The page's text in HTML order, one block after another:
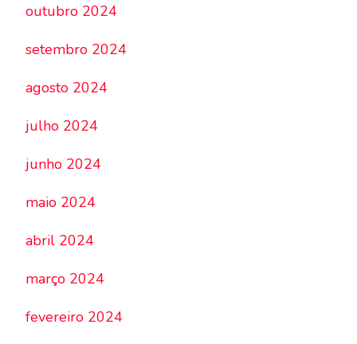
outubro 2024
setembro 2024
agosto 2024
julho 2024
junho 2024
maio 2024
abril 2024
março 2024
fevereiro 2024